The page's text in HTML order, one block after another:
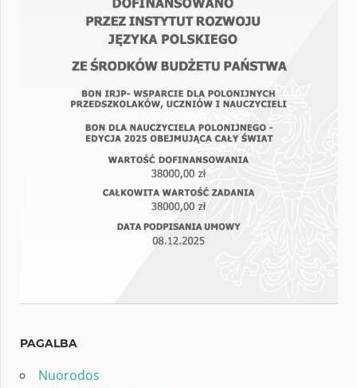
PAGALBA
Nuorodos